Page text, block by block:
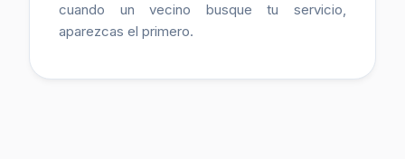
cuando un vecino busque tu servicio,
aparezcas el primero.